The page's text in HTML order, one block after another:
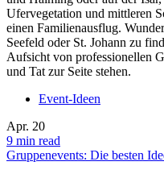
Ufervegetation und mittleren
einen Familienausflug.
Seefeld oder St. Johann zu
Aufsicht von professionellen
und Tat zur Seite stehen.
Event-Ideen
Apr. 20
9 min read
Gruppenevents: Die besten